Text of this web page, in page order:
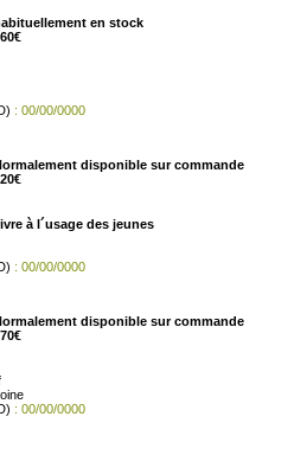
en stock
: 00/00/0000
disponible sur commande
à l´usage des jeunes
: 00/00/0000
disponible sur commande
: 00/00/0000